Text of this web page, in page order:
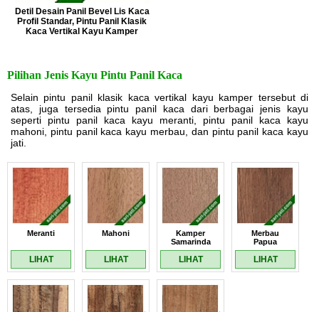
Detil Desain Panil Bevel Lis Kaca
Profil Standar, Pintu Panil Klasik
Kaca Vertikal Kayu Kamper
Pilihan Jenis Kayu Pintu Panil Kaca
Selain pintu panil klasik kaca vertikal kayu kamper tersebut di
atas, juga tersedia pintu panil kaca dari berbagai jenis kayu
seperti pintu panil kaca kayu meranti, pintu panil kaca kayu
mahoni, pintu panil kaca kayu merbau, dan pintu panil kaca kayu
jati.
Meranti
LIHAT
Mahoni
LIHAT
Kamper
Samarinda
LIHAT
Merbau
Papua
LIHAT